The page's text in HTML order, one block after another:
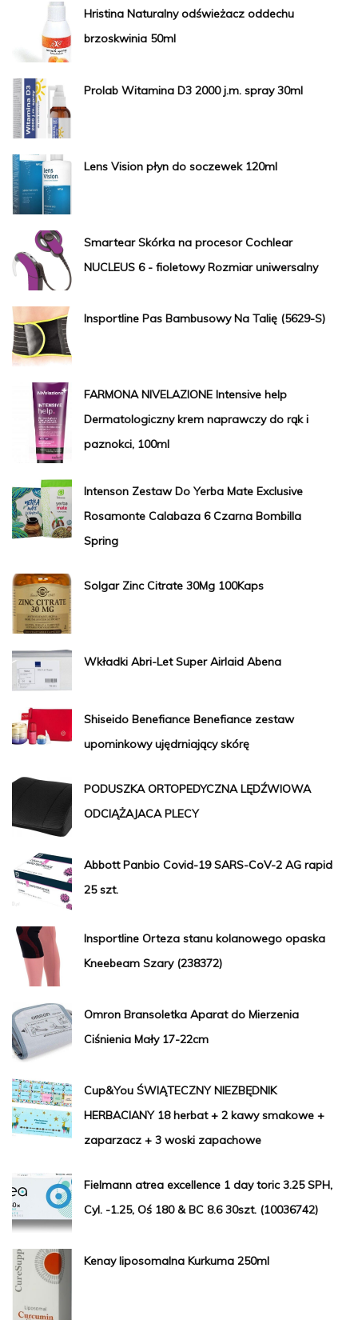
Hristina Naturalny odświeżacz oddechu
brzoskwinia 50ml
Prolab Witamina D3 2000 j.m. spray 30ml
Lens Vision płyn do soczewek 120ml
Smartear Skórka na procesor Cochlear
NUCLEUS 6 - fioletowy Rozmiar uniwersalny
Insportline Pas Bambusowy Na Talię (5629-S)
FARMONA NIVELAZIONE Intensive help
Dermatologiczny krem naprawczy do rąk i
paznokci, 100ml
Intenson Zestaw Do Yerba Mate Exclusive
Rosamonte Calabaza 6 Czarna Bombilla
Spring
Solgar Zinc Citrate 30Mg 100Kaps
Wkładki Abri-Let Super Airlaid Abena
Shiseido Benefiance Benefiance zestaw
upominkowy ujędrniający skórę
PODUSZKA ORTOPEDYCZNA LĘDŹWIOWA
ODCIĄŻAJACA PLECY
Abbott Panbio Covid-19 SARS-CoV-2 AG rapid
25 szt.
Insportline Orteza stanu kolanowego opaska
Kneebeam Szary (238372)
Omron Bransoletka Aparat do Mierzenia
Ciśnienia Mały 17-22cm
Cup&You ŚWIĄTECZNY NIEZBĘDNIK
HERBACIANY 18 herbat + 2 kawy smakowe +
zaparzacz + 3 woski zapachowe
Fielmann atrea excellence 1 day toric 3.25 SPH,
Cyl. -1.25, Oś 180 & BC 8.6 30szt. (10036742)
Kenay liposomalna Kurkuma 250ml